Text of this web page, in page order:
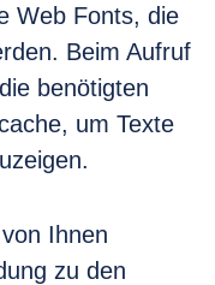
Web Fonts, die
Beim Aufruf
benötigten
um Texte
Ihnen
zu den